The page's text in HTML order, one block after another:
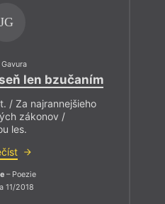
JG
len bzučaním
/ Za najrannejšieho
zákonov /
les.
– Poezie
11/2018